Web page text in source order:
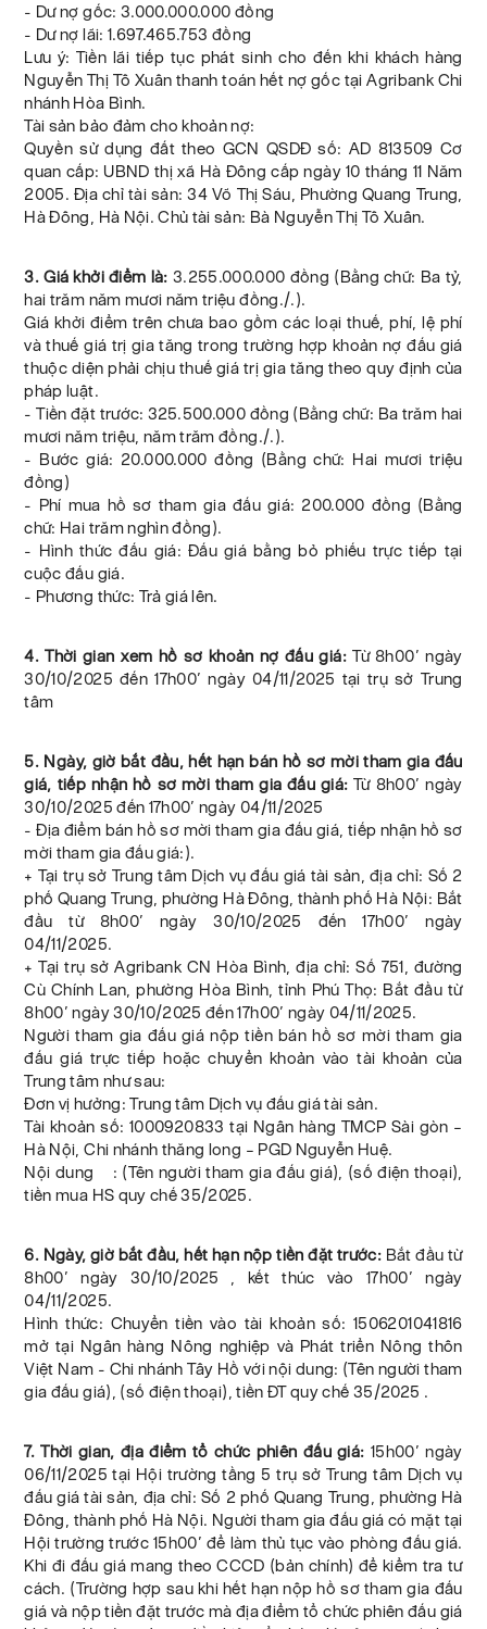
- Dư nợ gốc: 3.000.000.000 đồng
- Dư nợ lãi: 1.697.465.753 đồng
Lưu ý: Tiền lãi tiếp tục phát sinh cho đến khi khách hàng
Nguyễn Thị Tô Xuân thanh toán hết nợ gốc tại Agribank Chi
nhánh Hòa Bình.
Tài sản bảo đảm cho khoản nợ:
Quyền sử dụng đất theo GCN QSDĐ số: AD 813509 Cơ
quan cấp: UBND thị xã Hà Đông cấp ngày 10 tháng 11 Năm
2005. Địa chỉ tài sản: 34 Võ Thị Sáu, Phường Quang Trung,
Hà Đông, Hà Nội. Chủ tài sản: Bà Nguyễn Thị Tô Xuân.
3. Giá khởi điểm là: 3.255.000.000 đồng (Bằng chữ: Ba tỷ,
hai trăm năm mươi năm triệu đồng./.).
Giá khởi điểm trên chưa bao gồm các loại thuế, phí, lệ phí
và thuế giá trị gia tăng trong trường hợp khoản nợ đấu giá
thuộc diện phải chịu thuế giá trị gia tăng theo quy định của
pháp luật.
- Tiền đặt trước: 325.500.000 đồng (Bằng chữ: Ba trăm hai
mươi năm triệu, năm trăm đồng./.).
- Bước giá: 20.000.000 đồng (Bằng chữ: Hai mươi triệu
đồng)
- Phí mua hồ sơ tham gia đấu giá: 200.000 đồng (Bằng
chữ: Hai trăm nghìn đồng).
- Hình thức đấu giá: Đấu giá bằng bỏ phiếu trực tiếp tại
cuộc đấu giá.
- Phương thức: Trả giá lên.
4. Thời gian xem hồ sơ khoản nợ đấu giá:Từ 8h00’ ngày
30/10/2025 đến 17h00’ ngày 04/11/2025 tại trụ sở Trung
tâm
5. Ngày, giờ bắt đầu, hết hạn bán hồ sơ mời tham gia đấu
giá, tiếp nhận hồ sơ mời tham gia đấu giá: Từ 8h00’ ngày
30/10/2025 đến 17h00’ ngày 04/11/2025
- Địa điểm bán hồ sơ mời tham gia đấu giá, tiếp nhận hồ sơ
mời tham gia đấu giá:).
+ Tại trụ sở Trung tâm Dịch vụ đấu giá tài sản, địa chỉ: Số 2
phố Quang Trung, phường Hà Đông, thành phố Hà Nội: Bắt
đầu từ 8h00’ ngày 30/10/2025 đến 17h00’ ngày
04/11/2025.
+ Tại trụ sở Agribank CN Hòa Bình, địa chỉ: Số 751, đường
Cù Chính Lan, phường Hòa Bình, tỉnh Phú Thọ: Bắt đầu từ
8h00’ ngày 30/10/2025 đến 17h00’ ngày 04/11/2025.
Người tham gia đấu giá nộp tiền bán hồ sơ mời tham gia
đấu giá trực tiếp hoặc chuyển khoản vào tài khoản của
Trung tâm như sau:
Đơn vị hưởng: Trung tâm Dịch vụ đấu giá tài sản.
Tài khoản số: 1000920833 tại Ngân hàng TMCP Sài gòn –
Hà Nội, Chi nhánh thăng long – PGD Nguyễn Huệ.
Nội dung : (Tên người tham gia đấu giá), (số điện thoại),
tiền mua HS quy chế 35/2025.
6. Ngày, giờ bắt đầu, hết hạn nộp tiền đặt trước: Bắt đầu từ
8h00’ ngày 30/10/2025 , kết thúc vào 17h00’ ngày
04/11/2025.
Hình thức: Chuyển tiền vào tài khoản số: 1506201041816
mở tại Ngân hàng Nông nghiệp và Phát triển Nông thôn
Việt Nam - Chi nhánh Tây Hồ với nội dung: (Tên người tham
gia đấu giá), (số điện thoại), tiền ĐT quy chế 35/2025 .
7. Thời gian, địa điểm tổ chức phiên đấu giá: 15h00’ ngày
06/11/2025 tại Hội trường tầng 5 trụ sở Trung tâm Dịch vụ
đấu giá tài sản, địa chỉ: Số 2 phố Quang Trung, phường Hà
Đông, thành phố Hà Nội. Người tham gia đấu giá có mặt tại
Hội trường trước 15h00’ để làm thủ tục vào phòng đấu giá.
Khi đi đấu giá mang theo CCCD (bản chính) để kiểm tra tư
cách. (Trường hợp sau khi hết hạn nộp hồ sơ tham gia đấu
giá và nộp tiền đặt trước mà địa điểm tổ chức phiên đấu giá